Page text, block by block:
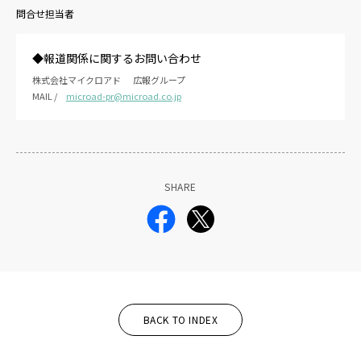
問合せ担当者
◆報道関係に関するお問い合わせ
株式会社マイクロアド
広報グループ
MAIL /
microad-pr@microad.co.jp
SHARE
BACK TO INDEX